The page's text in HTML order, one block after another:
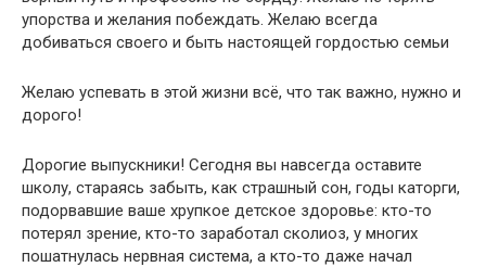
упорства и желания побеждать. Желаю всегда
добиваться своего и быть настоящей гордостью семьи
Желаю успевать в этой жизни всё, что так важно, нужно и
дорого!
Дорогие выпускники! Сегодня вы навсегда оставите
школу, стараясь забыть, как страшный сон, годы каторги,
подорвавшие ваше хрупкое детское здоровье: кто-то
потерял зрение, кто-то заработал сколиоз, у многих
пошатнулась нервная система, а кто-то даже начал